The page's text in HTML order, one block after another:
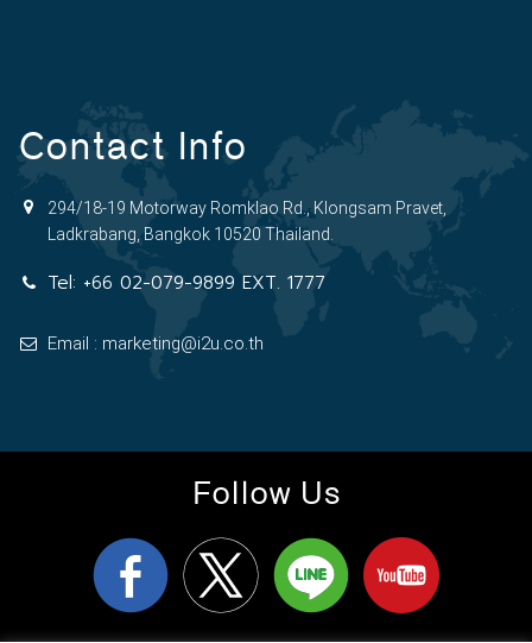
Contact Info
294/18-19 Motorway Romklao Rd., Klongsam Pravet,
Ladkrabang, Bangkok 10520 Thailand.
Tel: +66 02-079-9899 EXT. 1777
Email : marketing@i2u.co.th
Follow Us